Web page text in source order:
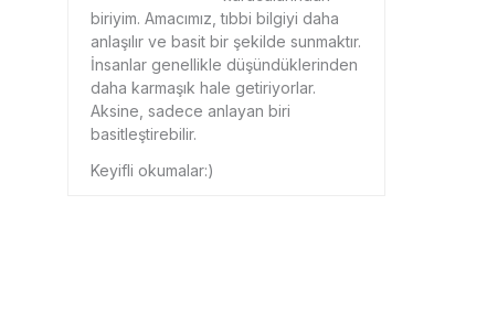
biriyim. Amacımız, tıbbi bilgiyi daha
anlaşılır ve basit bir şekilde sunmaktır.
İnsanlar genellikle düşündüklerinden
daha karmaşık hale getiriyorlar.
Aksine, sadece anlayan biri
basitleştirebilir.
Keyifli okumalar:)